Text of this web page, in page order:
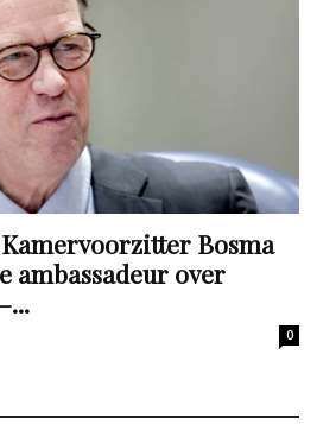
Bosma
ambassadeur over
0